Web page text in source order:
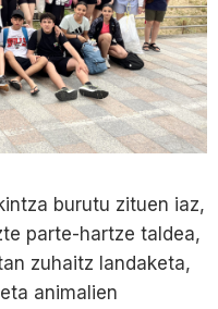
burutu zituen iaz,
parte-hartze taldea,
zuhaitz landaketa,
animalien